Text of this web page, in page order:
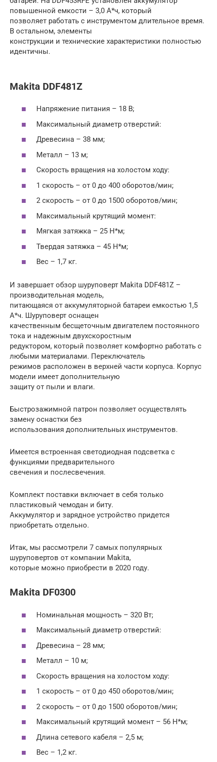
повышенной емкости – 3,0 А*ч, который
позволяет работать с инструментом длительное время.
В остальном, элементы
конструкции и технические характеристики полностью
идентичны.
Makita DDF481Z
Напряжение питания – 18 В;
Максимальный диаметр отверстий:
Древесина – 38 мм;
Металл – 13 м;
Скорость вращения на холостом ходу:
1 скорость – от 0 до 400 оборотов/мин;
2 скорость – от 0 до 1500 оборотов/мин;
Максимальный крутящий момент:
Мягкая затяжка – 25 Н*м;
Твердая затяжка – 45 Н*м;
Вес – 1,7 кг.
И завершает обзор шуруповерт Makita DDF481Z –
производительная модель,
питающаяся от аккумуляторной батареи емкостью 1,5
А*ч. Шуруповерт оснащен
качественным бесщеточным двигателем постоянного
тока и надежным двухскоростным
редуктором, который позволяет комфортно работать с
любыми материалами. Переключатель
режимов расположен в верхней части корпуса. Корпус
модели имеет дополнительную
защиту от пыли и влаги.
Быстрозажимной патрон позволяет осуществлять
замену оснастки без
использования дополнительных инструментов.
Имеется встроенная светодиодная подсветка с
функциями предварительного
свечения и послесвечения.
Комплект поставки включает в себя только
пластиковый чемодан и биту.
Аккумулятор и зарядное устройство придется
приобретать отдельно.
Итак, мы рассмотрели 7 самых популярных
шуруповертов от компании Makita,
которые можно приобрести в 2020 году.
Makita DF0300
Номинальная мощность – 320 Вт;
Максимальный диаметр отверстий:
Древесина – 28 мм;
Металл – 10 м;
Скорость вращения на холостом ходу:
1 скорость – от 0 до 450 оборотов/мин;
2 скорость – от 0 до 1500 оборотов/мин;
Максимальный крутящий момент – 56 Н*м;
Длина сетевого кабеля – 2,5 м;
Вес – 1,2 кг.